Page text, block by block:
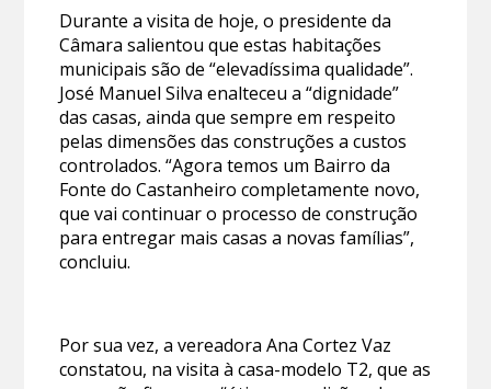
Durante a visita de hoje, o presidente da
Câmara salientou que estas habitações
municipais são de “elevadíssima qualidade”.
José Manuel Silva enalteceu a “dignidade”
das casas, ainda que sempre em respeito
pelas dimensões das construções a custos
controlados. “Agora temos um Bairro da
Fonte do Castanheiro completamente novo,
que vai continuar o processo de construção
para entregar mais casas a novas famílias”,
concluiu.
Por sua vez, a vereadora Ana Cortez Vaz
constatou, na visita à casa-modelo T2, que as